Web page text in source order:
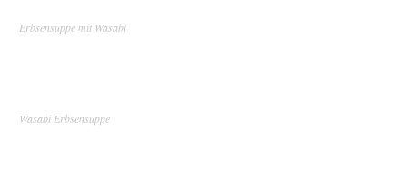
Erbsensuppe mit Wasabi
Wasabi Erbsensuppe